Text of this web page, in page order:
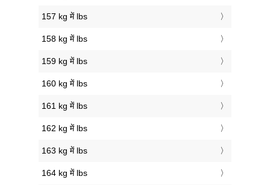
157 kg में lbs
158 kg में lbs
159 kg में lbs
160 kg में lbs
161 kg में lbs
162 kg में lbs
163 kg में lbs
164 kg में lbs